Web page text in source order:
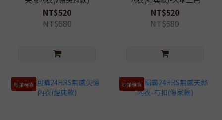
NT$520
NT$680
NT$520
NT$680
秒搶現貨 秒搶現貨